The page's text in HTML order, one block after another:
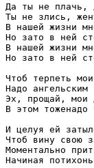
Да ты не плачь,
Ты не злись,
В нашей жизни
Но зато в ней
В нашей жизни
Но зато в ней
Чтоб терпеть
Надо ангельским
Эх, прощай, мои
В этом тоженадо
И целуя ей
Чтоб вину свою
Моментально
Начиная